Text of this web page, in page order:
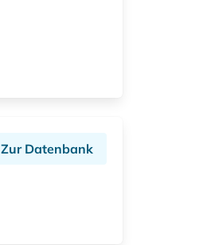
Zur Datenbank